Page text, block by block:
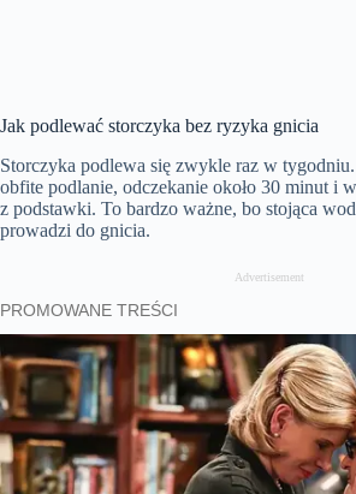
Jak podlewać storczyka bez ryzyka gnicia
Storczyka podlewa się zwykle raz w
obfite podlanie, odczekanie około 30 minut i
z podstawki. To bardzo ważne, bo stojąca
prowadzi do gnicia.
Advertisement